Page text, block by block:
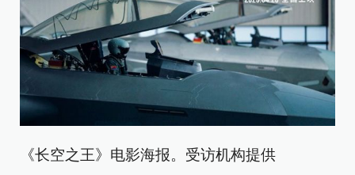
《长空之王》电影海报。受访机构提供